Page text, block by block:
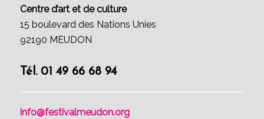
Centre d’art et de culture
15 boulevard des Nations Unies
92190 MEUDON
Tél. 01 49 66 68 94
info@festivalmeudon.org